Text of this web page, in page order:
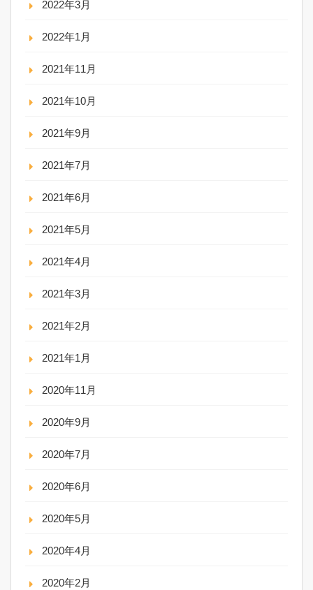
2022年3月
2022年1月
2021年11月
2021年10月
2021年9月
2021年7月
2021年6月
2021年5月
2021年4月
2021年3月
2021年2月
2021年1月
2020年11月
2020年9月
2020年7月
2020年6月
2020年5月
2020年4月
2020年2月